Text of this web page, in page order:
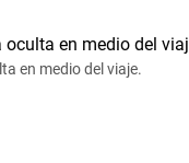
en medio del viaje.